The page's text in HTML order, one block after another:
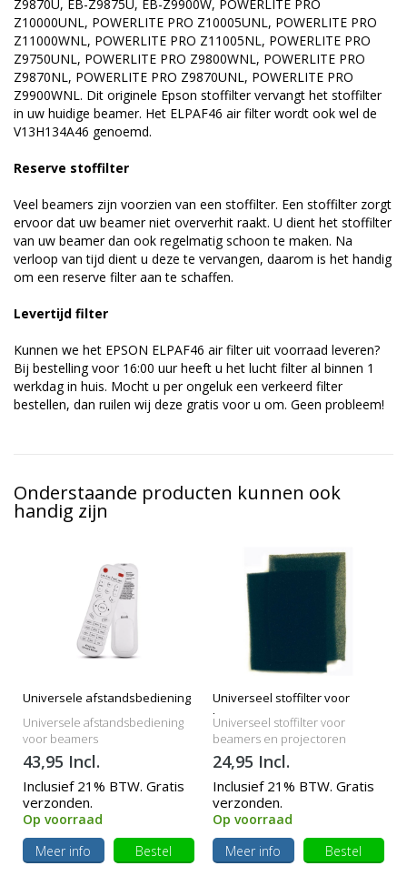
Z9870U, EB-Z9875U, EB-Z9900W, POWERLITE PRO
Z10000UNL, POWERLITE PRO Z10005UNL, POWERLITE PRO
Z11000WNL, POWERLITE PRO Z11005NL, POWERLITE PRO
Z9750UNL, POWERLITE PRO Z9800WNL, POWERLITE PRO
Z9870NL, POWERLITE PRO Z9870UNL, POWERLITE PRO
Z9900WNL. Dit originele Epson stoffilter vervangt het stoffilter
in uw huidige beamer. Het ELPAF46 air filter wordt ook wel de
V13H134A46 genoemd.
Reserve stoffilter
Veel beamers zijn voorzien van een stoffilter. Een stoffilter zorgt
ervoor dat uw beamer niet oververhit raakt. U dient het stoffilter
van uw beamer dan ook regelmatig schoon te maken. Na
verloop van tijd dient u deze te vervangen, daarom is het handig
om een reserve filter aan te schaffen.
Levertijd filter
Kunnen we het EPSON ELPAF46 air filter uit voorraad leveren?
Bij bestelling voor 16:00 uur heeft u het lucht filter al binnen 1
werkdag in huis. Mocht u per ongeluk een verkeerd filter
bestellen, dan ruilen wij deze gratis voor u om. Geen probleem!
Onderstaande producten kunnen ook
handig zijn
Universele afstandsbediening
Universele afstandsbediening
voor beamers
43,95 Incl.
Inclusief 21% BTW. Gratis
verzonden.
Op voorraad
Meer info
Bestel
Universeel stoffilter voor
beamers
Universeel stoffilter voor
beamers en projectoren
24,95 Incl.
Inclusief 21% BTW. Gratis
verzonden.
Op voorraad
Meer info
Bestel